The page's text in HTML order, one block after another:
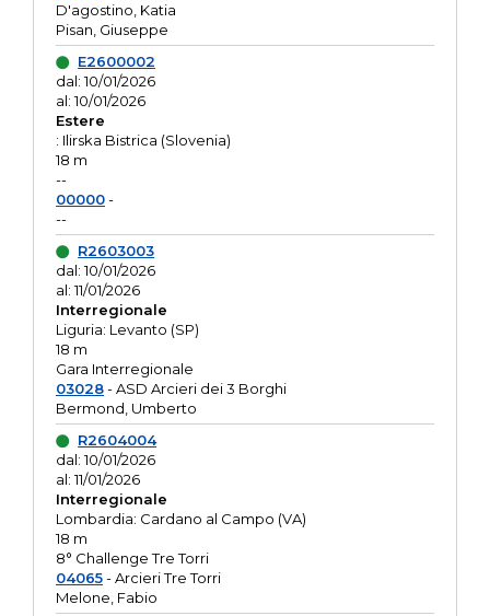
D'agostino, Katia
Pisan, Giuseppe
E2600002
dal: 10/01/2026
al: 10/01/2026
Estere
: Ilirska Bistrica (Slovenia)
18 m
--
00000-
--
R2603003
dal: 10/01/2026
al: 11/01/2026
Interregionale
Liguria: Levanto (SP)
18 m
Gara Interregionale
03028- ASD Arcieri dei 3 Borghi
Bermond, Umberto
R2604004
dal: 10/01/2026
al: 11/01/2026
Interregionale
Lombardia: Cardano al Campo (VA)
18 m
8° Challenge Tre Torri
04065- Arcieri Tre Torri
Melone, Fabio